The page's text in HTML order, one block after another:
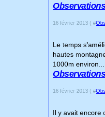
16 février 2013 ( #
Le temps
hautes
1000m environ....
16 février 2013 ( #
Il y avait encore